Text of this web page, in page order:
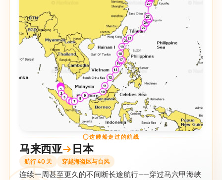
这艘船走过的航线
马来西亚 日本
航行 40 天 穿越海盗区与台风
连续一周甚至更久的不间断长途航行——穿过马六甲海峡